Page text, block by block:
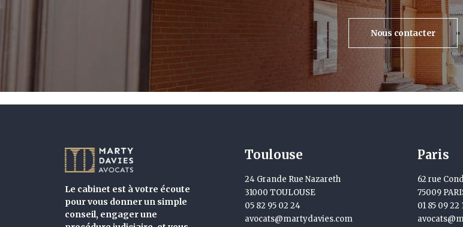
Nous contacter
Le cabinet est à votre écoute
pour vous donner un simple
conseil, engager une
Toulouse
24 Grande Rue Nazareth
31000 TOULOUSE
05 82 95 02 24
avocats@martydavies.com
Paris
62 rue
75009
01 85 09 22